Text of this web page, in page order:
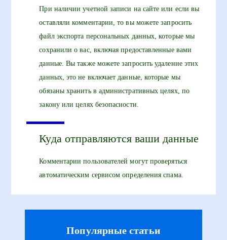
При наличии учетной записи на сайте или если вы
оставляли комментарии, то вы можете запросить
файл экспорта персональных данных, которые мы
сохранили о вас, включая предоставленные вами
данные. Вы также можете запросить удаление этих
данных, это не включает данные, которые мы
обязаны хранить в административных целях, по
закону или целях безопасности.
Куда отправляются ваши данные
Комментарии пользователей могут проверяться
автоматическим сервисом определения спама.
Популярные статьи